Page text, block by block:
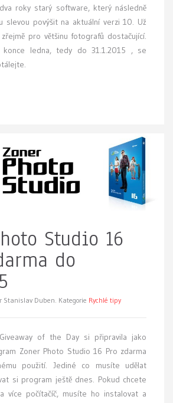
roky starý software, který následně
slevou povýšit na aktuální verzi 10. Už
pro většinu fotografů dostačující.
ledna, tedy do 31.1.2015 , se
Studio 16
do
Stanislav Duben. Kategorie Rychlé tipy
of the Day si připravila jako
Zoner Photo Studio 16 Pro zdarma
použití. Jediné co musíte udělat
si program ještě dnes. Pokud chcete
více počítačíč, musíte ho instalovat a